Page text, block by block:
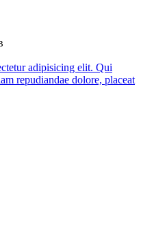
adipisicing elit. Qui
repudiandae dolore, placeat